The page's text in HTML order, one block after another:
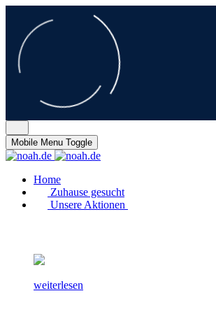
Mobile Menu Toggle
Home
Zuhause gesucht
Unsere Aktionen
weiterlesen